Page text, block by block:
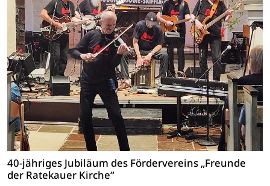
40-jähriges Jubiläum des Fördervereins „Freunde
der Ratekauer Kirche“